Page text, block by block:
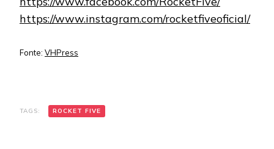
https://www.instagram.com/rocketfiveoficial/
Fonte: VHPress
TAGS: ROCKET FIVE